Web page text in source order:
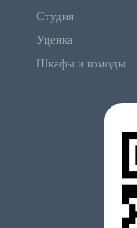
Студия
Уценка
Шкафы и комоды